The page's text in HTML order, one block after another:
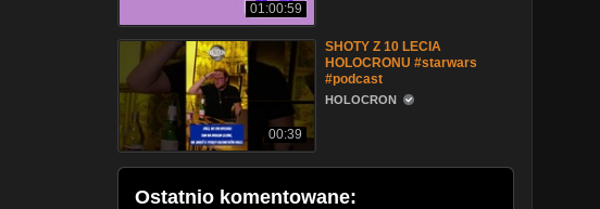
01:00:59
00:39
SHOTY Z 10 LECIA
HOLOCRONU #starwars
#podcast
HOLOCRON
Ostatnio komentowane: